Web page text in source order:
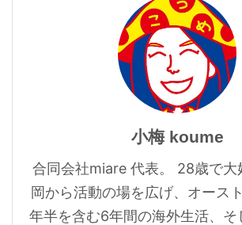
小梅 koume
合同会社miare 代表。 28歳で大
岡から活動の場を広げ、オース
年半を含む6年間の海外生活、そ